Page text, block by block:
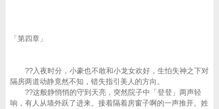
「第四章」
??入夜时分，小豪也不敢和小龙女欢好，生怕失神之下对
隔房两道动静竟然不知，错失指引美人的方向。
??这般静悄悄的守到天亮，突然院子中「登登」两声轻
响，有人从墙外跃了进来。接着隔着房窗子啊的一声推开。姓